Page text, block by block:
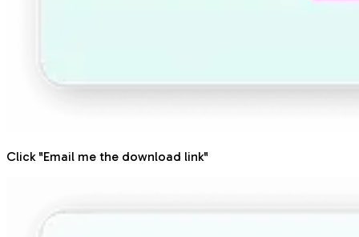
Click "Email me the download link"